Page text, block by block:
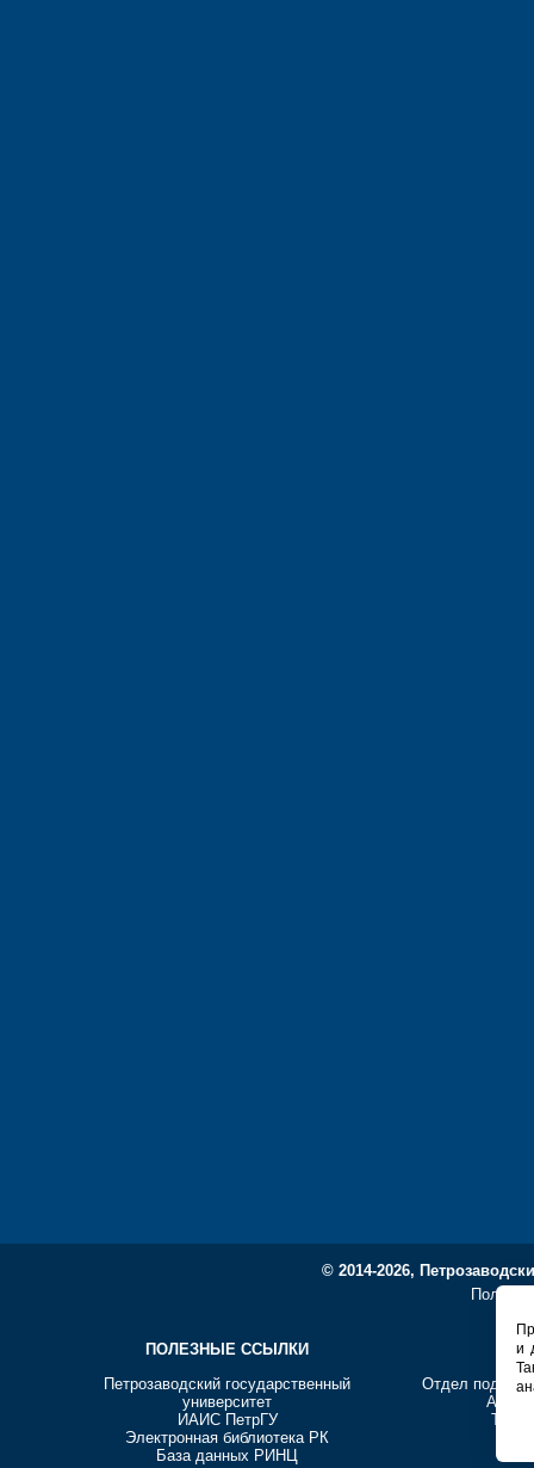
© 2014-2026,
ПОЛЕЗНЫЕ ССЫЛКИ
Петрозаводский государственный
университет
ИАИС ПетрГУ
Электронная библиотека РК
База данных РИНЦ
Отдел
и